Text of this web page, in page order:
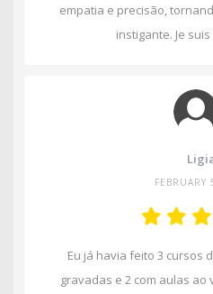
empatia e precisão,
instigante. Je
Eu já havia feito 3 cursos
gravadas e 2 com aulas